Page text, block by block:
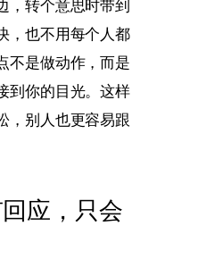
，转个意思时带到
，也不用每个人都
不是做动作，而是
到你的目光。这样
，别人也更容易跟
应，只会